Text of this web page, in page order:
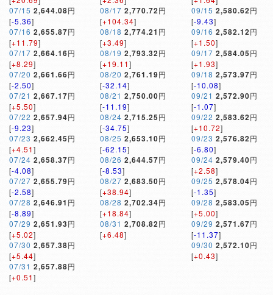
07/15 2,644.08円
[-5.36]
07/16 2,655.87円
[+11.79]
07/17 2,664.16円
[+8.29]
07/20 2,661.66円
[-2.50]
07/21 2,667.17円
[+5.50]
07/22 2,657.94円
[-9.23]
07/23 2,662.45円
[+4.51]
07/24 2,658.37円
[-4.08]
07/27 2,655.79円
[-2.58]
07/28 2,646.91 円
[-8.89]
07/29 2,651.93円
[+5.02]
07/30 2,657.38円
[+5.44]
07/31 2,657.88円
[+0.51]
08/17 2,770.72円
[+104.34]
08/18 2,774.21 円
[+3.49]
08/19 2,793.32円
[+19.11]
08/20 2,761.19円
[-32.14]
08/21 2,750.00円
[-11.19]
08/24 2,715.25円
[-34.75]
08/25 2,653.10円
[-62.15]
08/26 2,644.57円
[-8.53]
08/27 2,683.50円
[+38.94]
08/28 2,702.34円
[+18.84]
08/31 2,708.82円
[+6.48]
09/15 2,580.62円
[-9.43]
09/16 2,582.12円
[+1.50]
09/17 2,584.05円
[+1.93]
09/18 2,573.97円
[-10.08]
09/21 2,572.90円
[-1.07]
09/22 2,583.62円
[+10.72]
09/23 2,576.82円
[-6.80]
09/24 2,579.40円
[+2.58]
09/25 2,578.04円
[-1.35]
09/28 2,583.05円
[+5.00]
09/29 2,571.67円
[-11.37]
09/30 2,572.10円
[+0.43]